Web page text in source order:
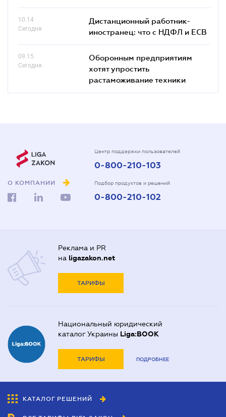
10.14
Сегодня
Дистанционный работник-
иностранец: что с НДФЛ и ЕСВ
09.15
Сегодня
Оборонным предприятиям
хотят упростить
растаможивание техники
О КОМПАНИИ
Центр поддержки пользователей
0-800-210-103
Подбор продуктов и решений
0-800-210-102
Реклама и PR
на ligazakon.net
ТАРИФЫ
Национальный юридический
каталог Украины Liga:BOOK
ТАРИФЫ ПОДРОБНЕЕ
КАТАЛОГ РЕШЕНИЙ